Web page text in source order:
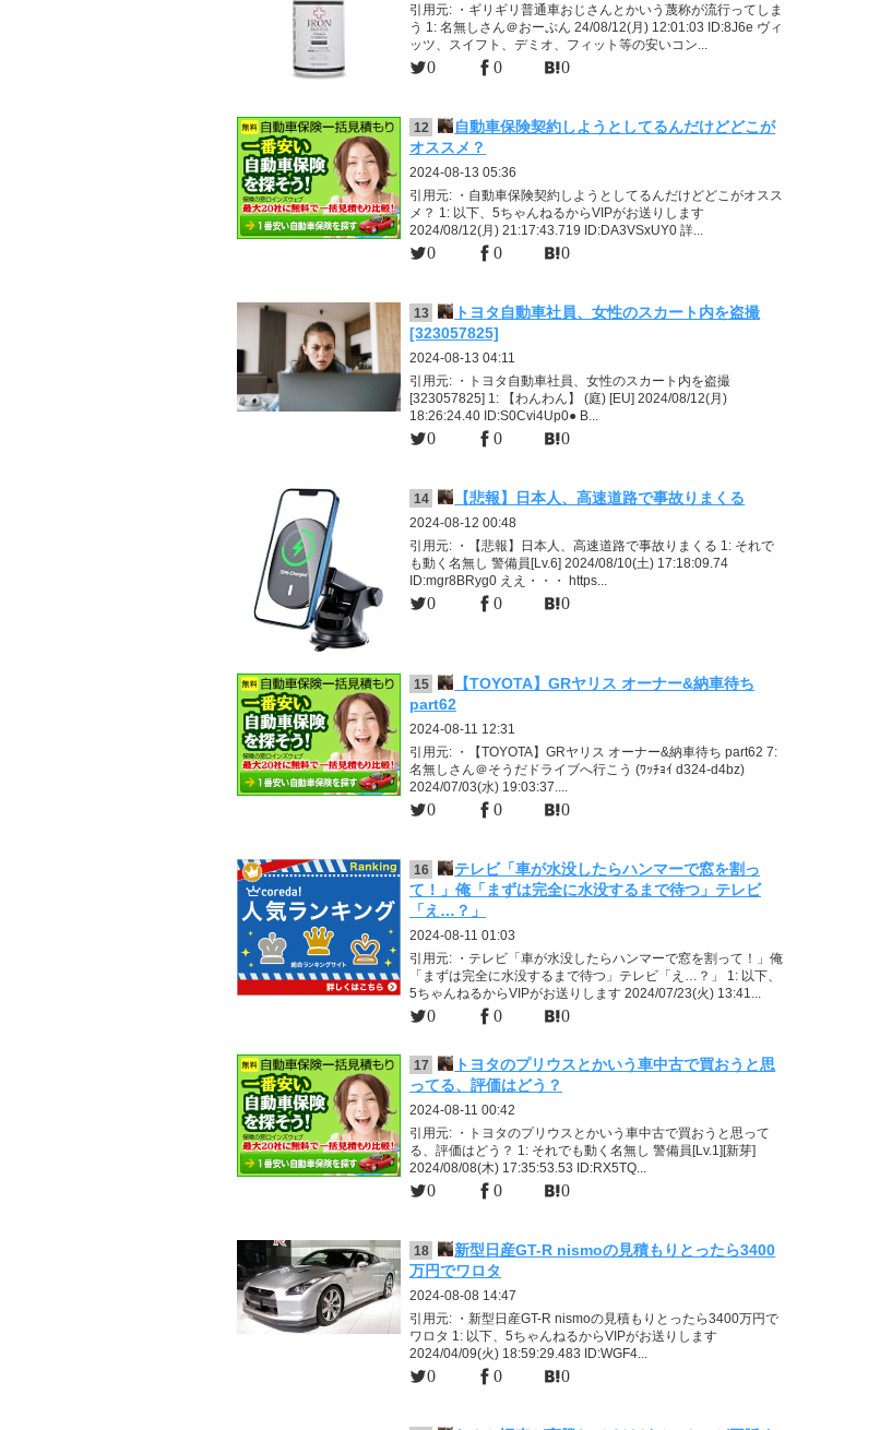
引用元: ・ギリギリ普通車おじさんとかいう蔑称が流行ってしま
う 1: 名無しさん＠おーぷん 24/08/12(月) 12:01:03 ID:8J6e ヴィ
ッツ、スイフト、デミオ、フィット等の安いコン...
0 0 0
12
自動車保険契約しようとしてるんだけどどこが
オススメ？
2024-08-13 05:36
引用元: ・自動車保険契約しようとしてるんだけどどこがオスス
メ？ 1: 以下、5ちゃんねるからVIPがお送りします
2024/08/12(月) 21:17:43.719 ID:DA3VSxUY0 詳...
0 0 0
13
トヨタ自動車社員、女性のスカート内を盗撮
[323057825]
2024-08-13 04:11
引用元: ・トヨタ自動車社員、女性のスカート内を盗撮
[323057825] 1: 【わんわん】 (庭) [EU] 2024/08/12(月)
18:26:24.40 ID:S0Cvi4Up0● B...
0 0 0
14 【悲報】日本人、高速道路で事故りまくる
2024-08-12 00:48
引用元: ・【悲報】日本人、高速道路で事故りまくる 1: それで
も動く名無し 警備員[Lv.6] 2024/08/10(土) 17:18:09.74
ID:mgr8BRyg0 ええ・・・ https...
0 0 0
15
【TOYOTA】GRヤリス オーナー&納車待ち
part62
2024-08-11 12:31
引用元: ・【TOYOTA】GRヤリス オーナー&納車待ち part62 7:
名無しさん＠そうだドライブへ行こう (ﾜｯﾁｮｲ d324-d4bz)
2024/07/03(水) 19:03:37....
0 0 0
16
テレビ「車が水没したらハンマーで窓を割っ
て！」俺「まずは完全に水没するまで待つ」テレビ
「え…？」
2024-08-11 01:03
引用元: ・テレビ「車が水没したらハンマーで窓を割って！」俺
「まずは完全に水没するまで待つ」テレビ「え…？」 1: 以下、
5ちゃんねるからVIPがお送りします 2024/07/23(火) 13:41...
0 0 0
17
トヨタのプリウスとかいう車中古で買おうと思
ってる、評価はどう？
2024-08-11 00:42
引用元: ・トヨタのプリウスとかいう車中古で買おうと思って
る、評価はどう？ 1: それでも動く名無し 警備員[Lv.1][新芽]
2024/08/08(木) 17:35:53.53 ID:RX5TQ...
0 0 0
18
新型日産GT-R nismoの見積もりとったら3400
万円でワロタ
2024-08-08 14:47
引用元: ・新型日産GT-R nismoの見積もりとったら3400万円で
ワロタ 1: 以下、5ちゃんねるからVIPがお送りします
2024/04/09(火) 18:59:29.483 ID:WGF4...
0 0 0